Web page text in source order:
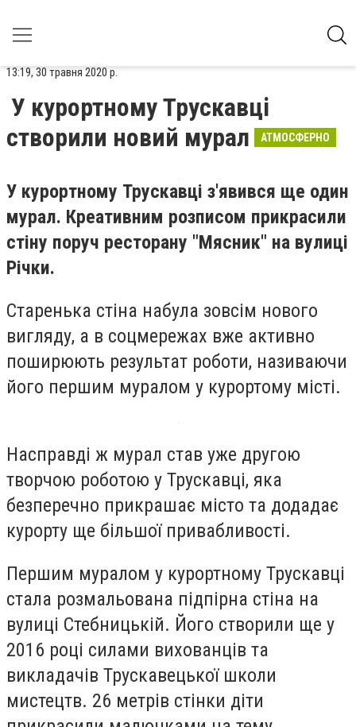
13:19, 30 травня 2020 р.
У курортному Трускавці
створили новий мурал
АТМОСФЕРНО
У курортному Трускавці з'явився ще один
мурал. Креативним розписом прикрасили
стіну поруч ресторану "Мясник" на вулиці
Річки.
Старенька стіна набула зовсім нового
вигляду, а в соцмережах вже активно
поширюють результат роботи, називаючи
його першим муралом у курортому місті.
Насправді ж мурал став уже другою
творчою роботою у Трускавці, яка
безперечно прикрашає місто та додадає
курорту ще більшої привабливості.
Першим муралом у курортному Трускавці
стала розмальована підпірна стіна на
вулиці Стебницькій. Його створили ще у
2016 році силами вихованців та
викладачів Трускавецької школи
мистецтв. 26 метрів стінки діти